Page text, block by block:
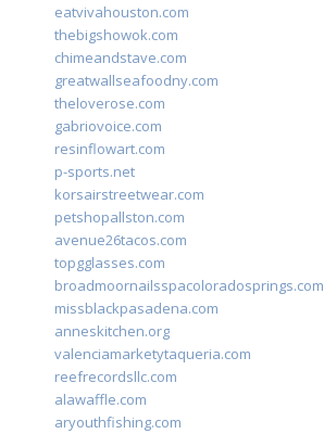
eatvivahouston.com
thebigshowok.com
chimeandstave.com
greatwallseafoodny.com
theloverose.com
gabriovoice.com
resinflowart.com
p-sports.net
korsairstreetwear.com
petshopallston.com
avenue26tacos.com
topgglasses.com
broadmoornailsspacoloradosprings.com
missblackpasadena.com
anneskitchen.org
valenciamarketytaqueria.com
reefrecordsllc.com
alawaffle.com
aryouthfishing.com